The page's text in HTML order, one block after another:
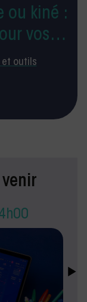
ou kiné :
vos
et outils